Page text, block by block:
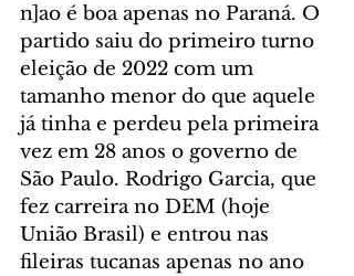
n]ao é boa apenas no Paraná. O
partido saiu do primeiro turno
eleição de 2022 com um
tamanho menor do que aquele
já tinha e perdeu pela primeira
vez em 28 anos o governo de
São Paulo. Rodrigo Garcia, que
fez carreira no DEM (hoje
União Brasil) e entrou nas
fileiras tucanas apenas no ano